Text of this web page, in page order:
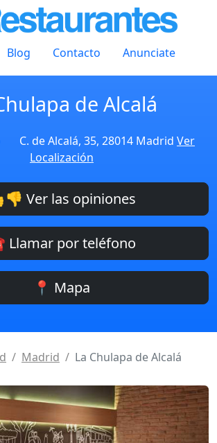
Blog Contacto Anunciate
de Alcalá
C. de Alcalá, 35, 28014 Madrid Ver
Localización
Ver las opiniones
por teléfono
📍 Mapa
Madrid La Chulapa de Alcalá